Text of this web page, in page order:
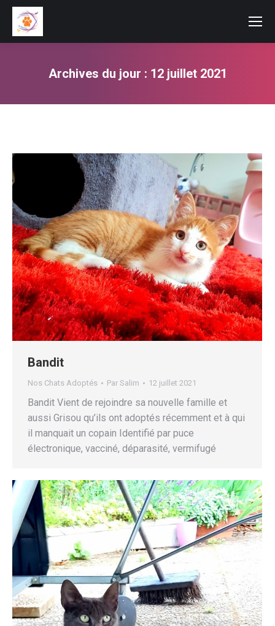
Archives du jour : 12 juillet 2021
Bandit
Nos Chats Adoptés Par Salim 12 juillet 2021
Bandit Vient de rejoindre sa nouvelle famille et
aussi Grisou qu’ils ont adoptés récemment et à qui
il manquait un copain Identifié par puce
électronique, vacciné, déparasité, vermifugé